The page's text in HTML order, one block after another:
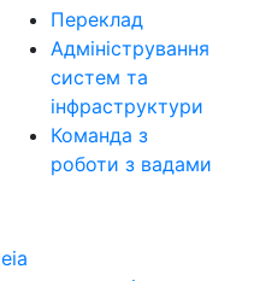
Переклад
Адміністрування
систем та
інфраструктури
Команда з
роботи з вадами